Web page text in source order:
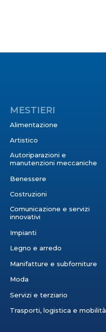
MESTIERI
Alimentazione
Artistico
Autoriparazioni e
manutenzioni meccaniche
Benessere
Costruzioni
Comunicazione e servizi
innovativi
Impianti
Legno e arredo
Manifatture e subforniture
Moda
Servizi e terziario
Trasporti, logistica e mobilità